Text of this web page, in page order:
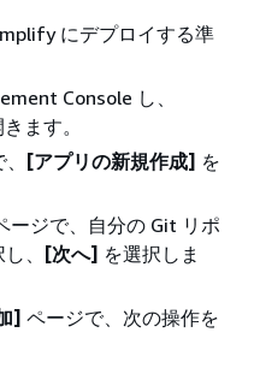
にデプロイする準
Console し、
ます。
[アプリの新規作成] を
ージで、自分の Git リポ
、
[次へ] を選択しま
] ページで、次の操作を